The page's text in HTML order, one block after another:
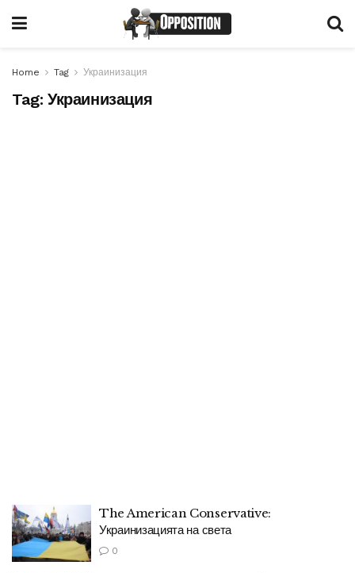
Home Tag Украинизация
Tag: Украинизация
The American Conservative:
Украинизацията на света
0